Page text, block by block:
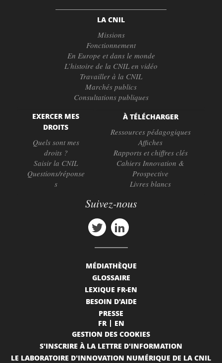
LA CNIL
Missions
Fonctionnement
En Europe et dans le monde
L’histoire de la CNIL en vidéo
Travailler à la CNIL
Marchés publics
Consultations publiques
EXERCER MES
DROITS
Quels sont mes
droits ?
Saisir la CNIL
Questions/réponse
s
À TÉLÉCHARGER
Ressources pédagogiques
Affiches
Rapports et chiffres clés
Cahiers Innovation &
Prospective
Livres blancs
Suivez-nous
MÉDIATHÈQUE
GLOSSAIRE
LEXIQUE FR-EN
BESOIN D'AIDE
PRESSE
FR
EN
GESTION DES COOKIES
S'INSCRIRE À LA LETTRE D'INFORMATION
LE LABORATOIRE D'INNOVATION NUMÉRIQUE DE LA CNIL